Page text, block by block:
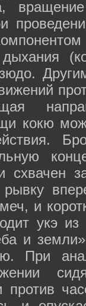
кокю
схвачен
рывку
и
укэ
и
При